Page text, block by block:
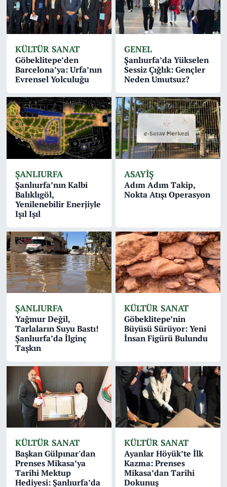
KÜLTÜR SANAT
Göbeklitepe’den
Barcelona’ya: Urfa’nın
Evrensel Yolculuğu
GENEL
Şanlıurfa’da Yükselen
Sessiz Çığlık: Gençler
Neden Umutsuz?
ŞANLIURFA
Şanlıurfa’nın Kalbi
Balıklıgöl,
Yenilenebilir Enerjiyle
Işıl Işıl
ASAYİŞ
Adım Adım Takip,
Nokta Atışı Operasyon
ŞANLIURFA
Yağmur Değil,
Tarlaların Suyu Bastı!
Şanlıurfa’da İlginç
Taşkın
KÜLTÜR SANAT
Göbeklitepe’nin
Büyüsü Sürüyor: Yeni
İnsan Figürü Bulundu
KÜLTÜR SANAT
Başkan Gülpınar'dan
Prenses Mikasa’ya
Tarihi Mektup
Hediyesi: Şanlıurfa’da
KÜLTÜR SANAT
Ayanlar Höyük’te İlk
Kazma: Prenses
Mikasa’dan Tarihi
Dokunuş